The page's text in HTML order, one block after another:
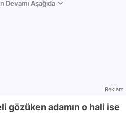
Devamı Aşağıda
Reklam
gözüken adamın o hali ise